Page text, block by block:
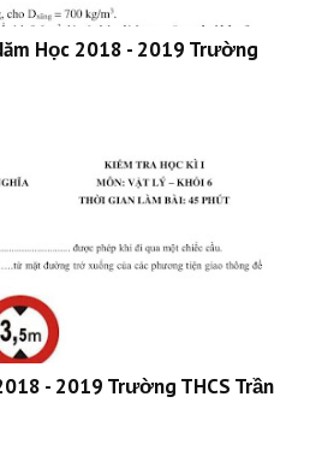
Học 2018 - 2019 Trường
- 2019 Trường THCS Trần